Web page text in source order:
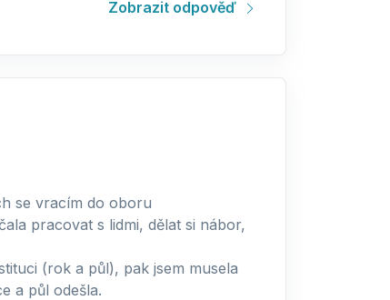
Zobrazit odpověď
se vracím do oboru
pracovat s lidmi, dělat si nábor,
(rok a půl), pak jsem musela
a půl odešla.